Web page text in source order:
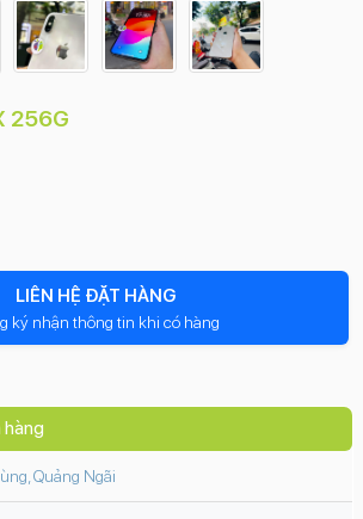
256G
LIÊN HỆ ĐẶT HÀNG
ký nhận thông tin khi có hàng
Quảng Ngãi